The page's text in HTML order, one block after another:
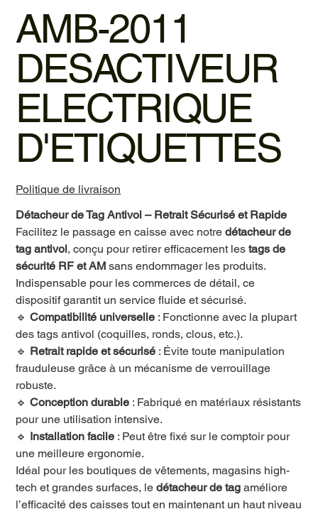
AMB-2011
DESACTIVEUR
ELECTRIQUE
D'ETIQUETTES
Politique de livraison
Détacheur de Tag Antivol – Retrait Sécurisé et Rapide
Facilitez le passage en caisse avec notredétacheur de
tag antivol, conçu pour retirer efficacement lestags de
sécurité RF et AM sans endommager les produits.
Indispensable pour les commerces de détail, ce
dispositif garantit un service fluide et sécurisé.
🔹Compatibilité universelle : Fonctionne avec la plupart
des tags antivol (coquilles, ronds, clous, etc.).
🔹 Retrait rapide et sécurisé : Évite toute manipulation
frauduleuse grâce à un mécanisme de verrouillage
robuste.
🔹Conception durable : Fabriqué en matériaux résistants
pour une utilisation intensive.
🔹 Installation facile : Peut être fixé sur le comptoir pour
une meilleure ergonomie.
Idéal pour les boutiques de vêtements, magasins high-
tech et grandes surfaces, ledétacheur de tag améliore
l’efficacité des caisses tout en maintenant un haut niveau